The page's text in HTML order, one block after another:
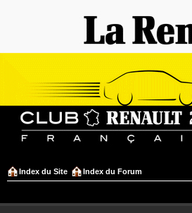
Index du Site Index du Forum